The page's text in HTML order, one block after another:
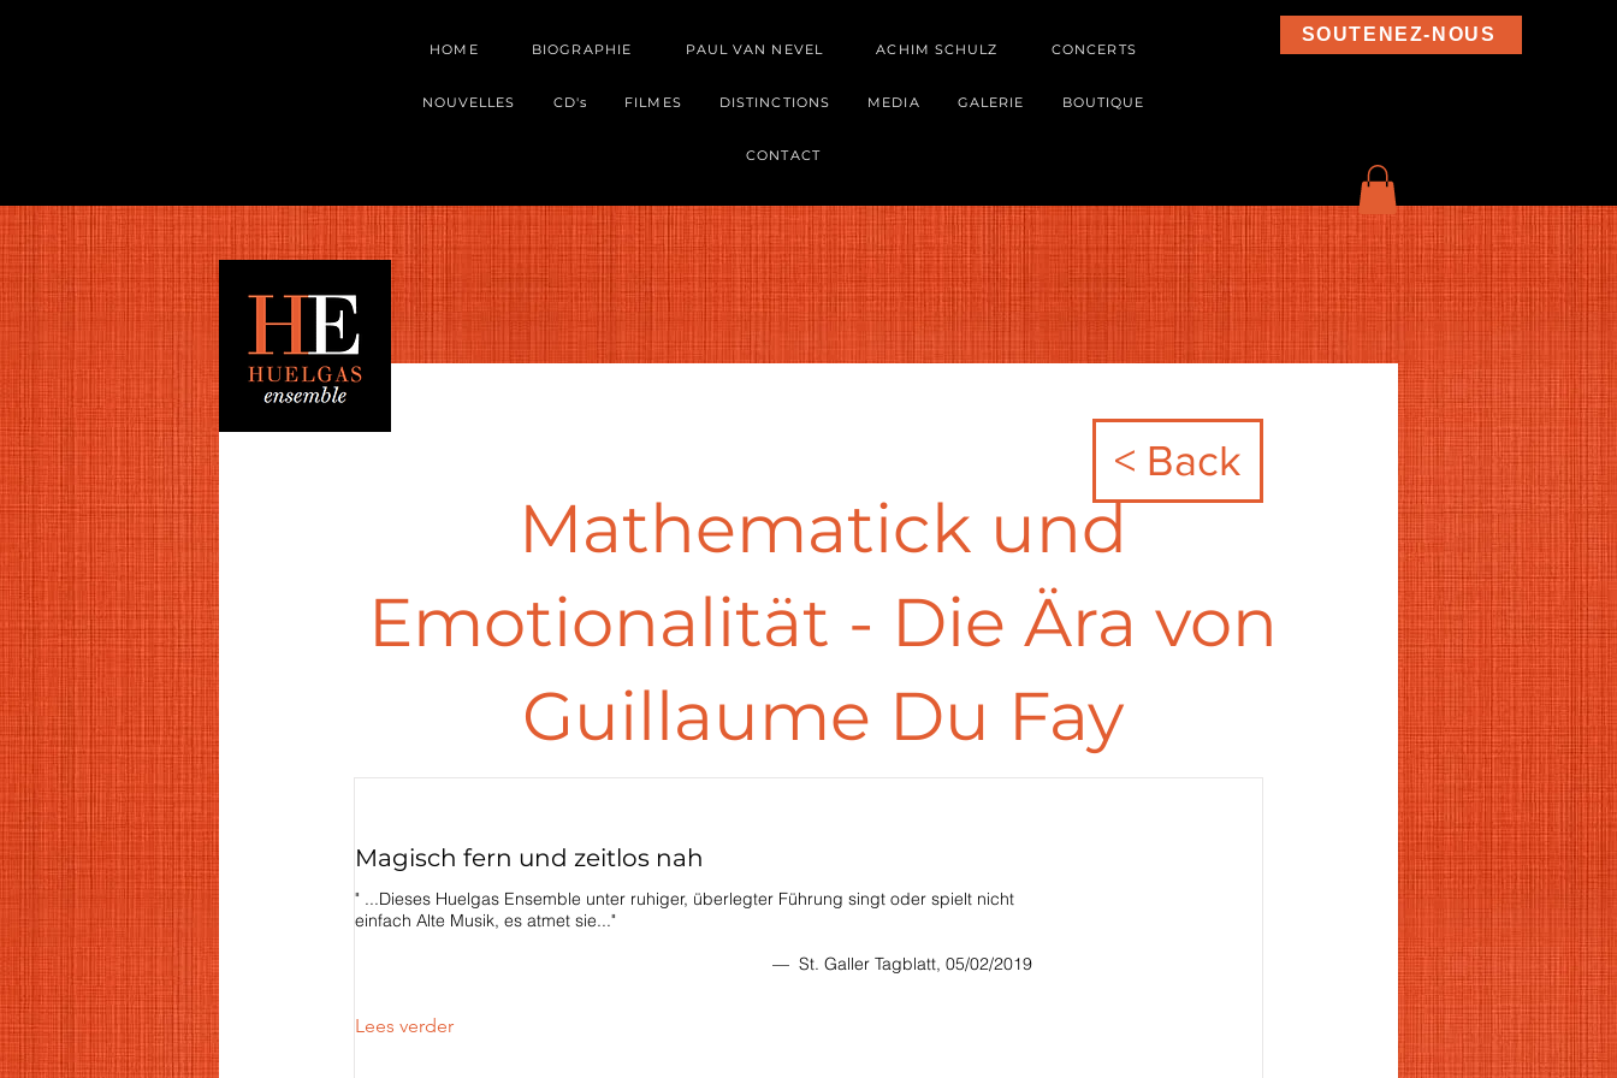
HOME BIOGRAPHIE PAUL VAN NEVEL ACHIM SCHULZ CONCERTS
NOUVELLES CD's FILMES DISTINCTIONS MEDIA GALERIE BOUTIQUE
CONTACT
SOUTENEZ-NOUS
< Back
Mathematick und
Emotionalität - Die Ära von
Guillaume Du Fay
Magisch fern und zeitlos nah
" ...Dieses Huelgas Ensemble unter ruhiger, überlegter Führung singt oder spielt nicht
einfach Alte Musik, es atmet sie..."
— St. Galler Tagblatt, 05/02/2019
Lees verder